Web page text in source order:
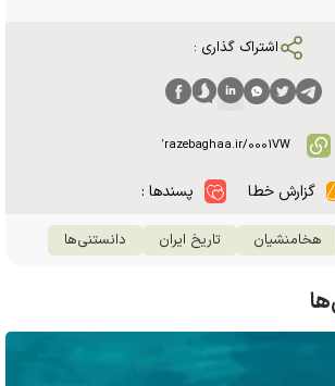
اشتراک گذاری :
گزارش خطا پسندها :
هخامنشیان تاریخ ایران دانستنی‌ها